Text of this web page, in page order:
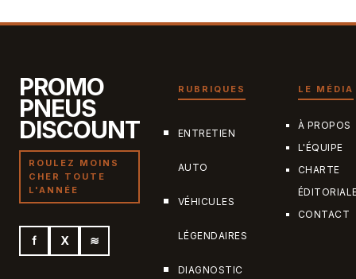
PROMO
PNEUS
DISCOUNT
ROULEZ MOINS
CHER TOUTE
L'ANNÉE
f X ≋
RUBRIQUES
ENTRETIEN
AUTO
VÉHICULES
LÉGENDAIRES
DIAGNOSTIC
LE MÉDIA
À PROPOS
L'ÉQUIPE
CHARTE
CONTACT